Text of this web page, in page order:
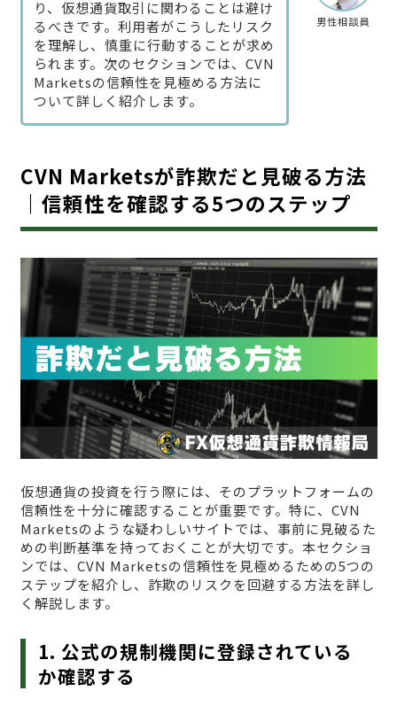
男性相談員
り、仮想通貨取引に関わることは避け
るべきです。利用者がこうしたリスク
を理解し、慎重に行動することが求め
られます。次のセクションでは、CVN
Marketsの信頼性を見極める方法に
ついて詳しく紹介します。
CVN Marketsが詐欺だと見破る方法
｜信頼性を確認する5つのステップ
仮想通貨の投資を行う際には、そのプラットフォームの
信頼性を十分に確認することが重要です。特に、CVN
Marketsのような疑わしいサイトでは、事前に見破るた
めの判断基準を持っておくことが大切です。本セクショ
ンでは、CVN Marketsの信頼性を見極めるための5つの
ステップを紹介し、詐欺のリスクを回避する方法を詳し
く解説します。
1. 公式の規制機関に登録されている
か確認する